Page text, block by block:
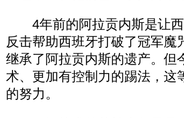
4年前的阿拉贡内斯是让西
反击帮助西班牙打破了冠军
继承了阿拉贡内斯的遗产。但
术、更加有控制力的踢法，这
的努力。